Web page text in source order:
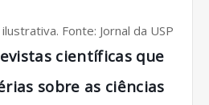
Fonte: Jornal da USP
científicas que
sobre as ciências